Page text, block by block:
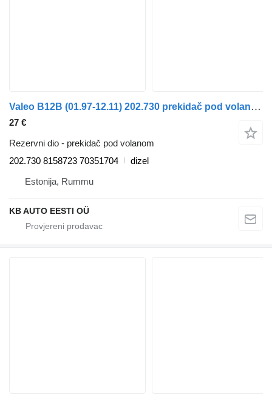
Valeo B12B (01.97-12.11) 202.730 prekidač pod volanom za Volvo B6 B7 B9 B10 B12 (1978-2011) autobusa
27 €
Rezervni dio - prekidač pod volanom
202.730 8158723 70351704
dizel
Estonija, Rummu
KB AUTO EESTI OÜ